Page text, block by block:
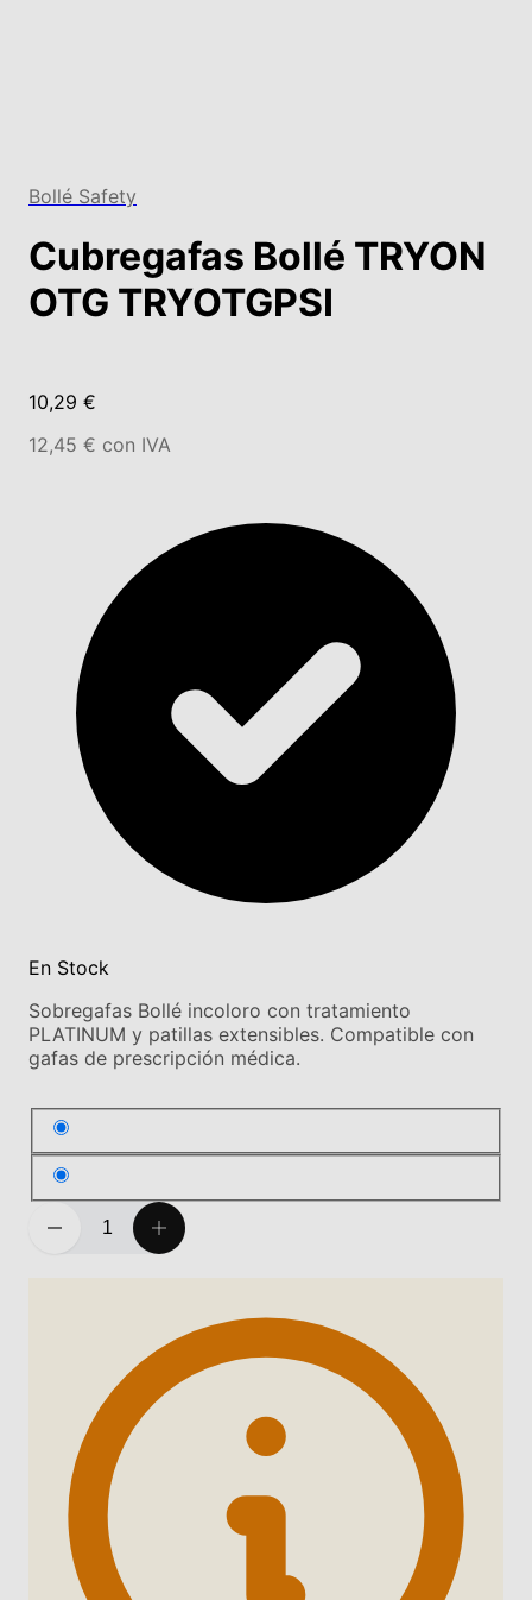
Bollé Safety
Cubregafas Bollé TRYON
OTG TRYOTGPSI
10,29 €
12,45 € con IVA
En Stock
Sobregafas Bollé incoloro con tratamiento
PLATINUM y patillas extensibles. Compatible con
gafas de prescripción médica.